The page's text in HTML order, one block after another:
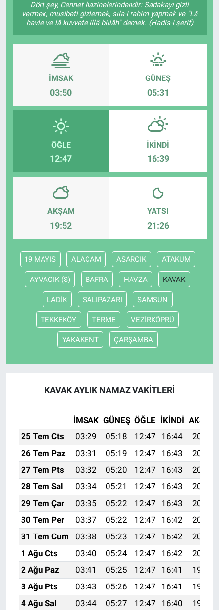
Dört şey, Cennet hazinelerindendir: Sadakayı gizli
vermek, musibeti gizlemek, sıla-i rahim yapmak ve "Lâ
havle ve lâ kuvvete illâ billâh" demek. (Hadis-i şerif)
İMSAK
03:50
GÜNEŞ
05:31
ÖĞLE
12:47
İKINDI
16:39
AKŞAM
19:52
YATSI
21:26
19 MAYIS ALAÇAM ASARCIK ATAKUM
AYVACIK (S) BAFRA HAVZA KAVAK
LADİK SALIPAZARI SAMSUN
TEKKEKÖY TERME VEZİRKÖPRÜ
YAKAKENT ÇARŞAMBA
KAVAK AYLIK NAMAZ VAKITLERI
İMSAK GÜNEŞ ÖĞLE İKINDI AKŞAM
25 Tem Cts
03:29 05:18 12:47 16:44
20:07
26 Tem Paz
03:31 05:19 12:47 16:43
20:06
27 Tem Pts
03:32 05:20 12:47 16:43
20:05
28 Tem Sal
03:34 05:21 12:47 16:43
20:04
29 Tem Çar
03:35 05:22 12:47 16:43
20:03
30 Tem Per
03:37 05:22 12:47 16:42
20:02
31 Tem Cum
03:38 05:23 12:47 16:42
20:01
1 Ağu Cts
03:40 05:24 12:47 16:42
20:00
2 Ağu Paz
03:41 05:25 12:47 16:41
19:59
3 Ağu Pts
03:43 05:26 12:47 16:41
19:58
4 Ağu Sal
03:44 05:27 12:47 16:40
19:57
Sağlık
Spor
Teknoloji
Tv Medya
KÜLTÜR SANAT